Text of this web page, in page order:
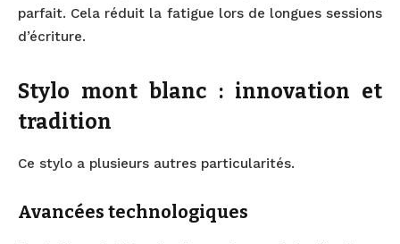
parfait. Cela réduit la fatigue lors de longues sessions
d’écriture.
Stylo mont blanc : innovation et
tradition
Ce stylo a plusieurs autres particularités.
Avancées technologiques